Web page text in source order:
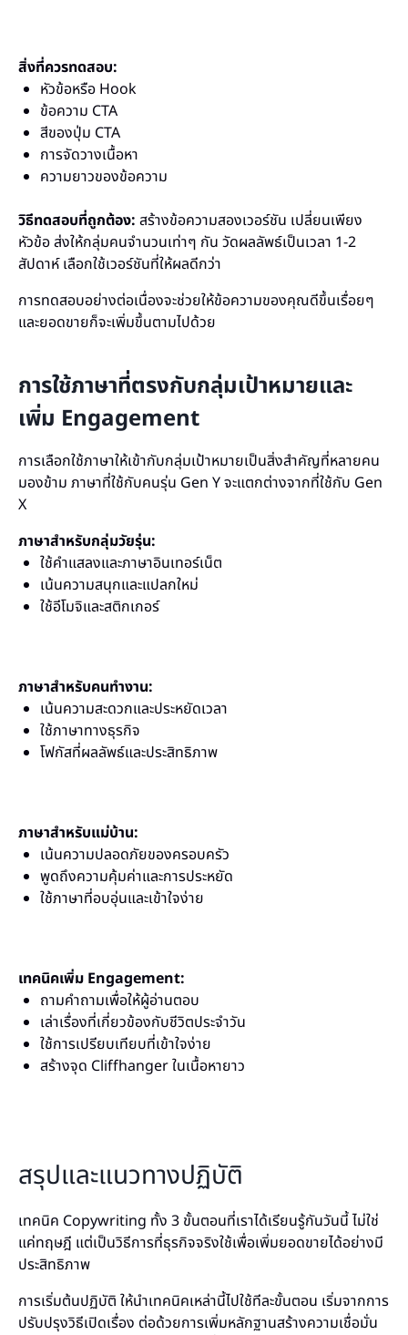
สิ่งที่ควรทดสอบ:
หัวข้อหรือ Hook
ข้อความ CTA
สีของปุ่ม CTA
การจัดวางเนื้อหา
ความยาวของข้อความ
วิธีทดสอบที่ถูกต้อง: สร้างข้อความสองเวอร์ชัน เปลี่ยนเพียง
หัวข้อ ส่งให้กลุ่มคนจำนวนเท่าๆ กัน วัดผลลัพธ์เป็นเวลา 1-2
สัปดาห์ เลือกใช้เวอร์ชันที่ให้ผลดีกว่า
การทดสอบอย่างต่อเนื่องจะช่วยให้ข้อความของคุณดีขึ้นเรื่อยๆ
และยอดขายก็จะเพิ่มขึ้นตามไปด้วย
การใช้ภาษาที่ตรงกับกลุ่มเป้าหมายและ
เพิ่ม Engagement
การเลือกใช้ภาษาให้เข้ากับกลุ่มเป้าหมายเป็นสิ่งสำคัญที่หลายคน
มองข้าม ภาษาที่ใช้กับคนรุ่น Gen Y จะแตกต่างจากที่ใช้กับ Gen
X
ภาษาสำหรับกลุ่มวัยรุ่น:
ใช้คำแสลงและภาษาอินเทอร์เน็ต
เน้นความสนุกและแปลกใหม่
ใช้อีโมจิและสติกเกอร์
ภาษาสำหรับคนทำงาน:
เน้นความสะดวกและประหยัดเวลา
ใช้ภาษาทางธุรกิจ
โฟกัสที่ผลลัพธ์และประสิทธิภาพ
ภาษาสำหรับแม่บ้าน:
เน้นความปลอดภัยของครอบครัว
พูดถึงความคุ้มค่าและการประหยัด
ใช้ภาษาที่อบอุ่นและเข้าใจง่าย
เทคนิคเพิ่ม Engagement:
ถามคำถามเพื่อให้ผู้อ่านตอบ
เล่าเรื่องที่เกี่ยวข้องกับชีวิตประจำวัน
ใช้การเปรียบเทียบที่เข้าใจง่าย
สร้างจุด Cliffhanger ในเนื้อหายาว
สรุปและแนวทางปฏิบัติ
เทคนิค Copywriting ทั้ง 3 ขั้นตอนที่เราได้เรียนรู้กันวันนี้ ไม่ใช่
แค่ทฤษฎี แต่เป็นวิธีการที่ธุรกิจจริงใช้เพื่อเพิ่มยอดขายได้อย่างมี
ประสิทธิภาพ
การเริ่มต้นปฏิบัติ ให้นำเทคนิคเหล่านี้ไปใช้ทีละขั้นตอน เริ่มจากการ
ปรับปรุงวิธีเปิดเรื่อง ต่อด้วยการเพิ่มหลักฐานสร้างความเชื่อมั่น